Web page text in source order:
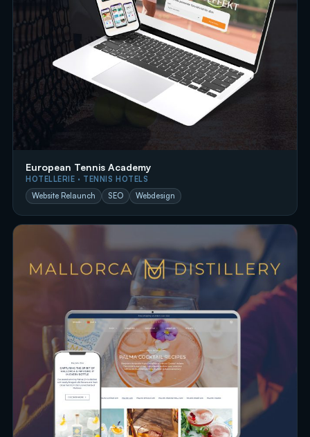
European Tennis Academy
HOTELLERIE · TENNIS HOTELS
Website Relaunch
SEO Webdesign